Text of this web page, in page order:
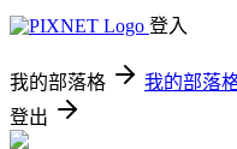
登入
我的部落格 我的部落
登出